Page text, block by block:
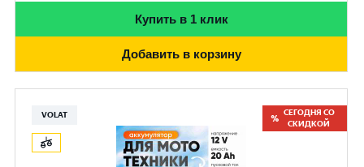
Купить в 1 клик
Добавить в корзину
VOLAT
СЕГОДНЯ СО
СКИДКОЙ